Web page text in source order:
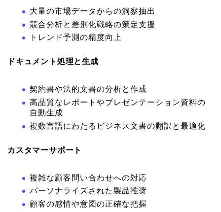
大量の市場データからの洞察抽出
競合分析と差別化戦略の策定支援
トレンド予測の精度向上
ドキュメント処理と生成
契約書や法的文書の分析と作成
高品質なレポートやプレゼンテーション資料の
自動生成
複数言語にわたるビジネス文書の翻訳と最適化
カスタマーサポート
複雑な顧客問い合わせへの対応
パーソナライズされた製品推奨
顧客の感情や意図の正確な把握